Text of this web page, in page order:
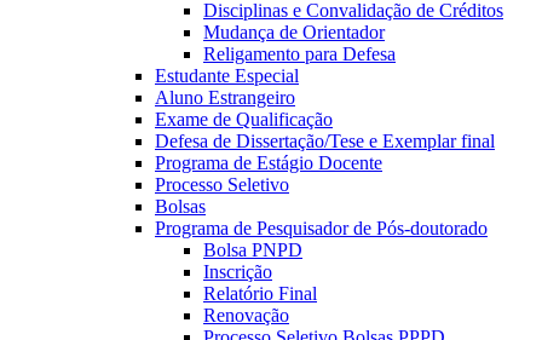
Disciplinas e Convalidação de Créditos
Mudança de Orientador
Religamento para Defesa
Estudante Especial
Aluno Estrangeiro
Exame de Qualificação
Defesa de Dissertação/Tese e Exemplar final
Programa de Estágio Docente
Processo Seletivo
Bolsas
Programa de Pesquisador de Pós-doutorado
Bolsa PNPD
Inscrição
Relatório Final
Renovação